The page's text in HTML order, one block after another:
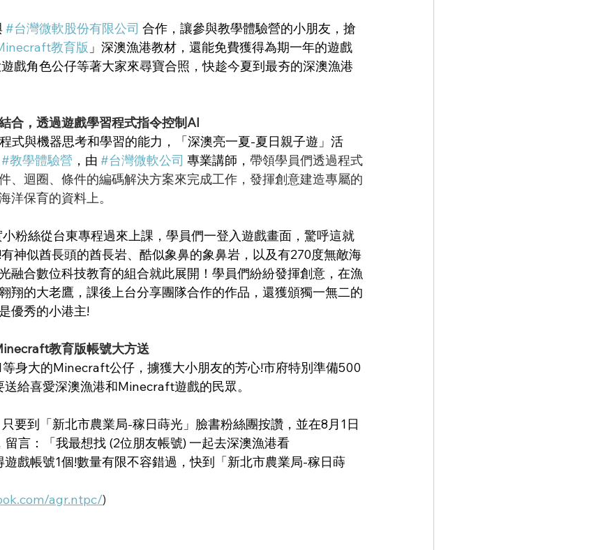
#台灣微軟股份有限公司 合作，讓參與教學體驗營的小朋友，搶
教育版 」深澳漁港教材，還能免費獲得為期一年的遊戲
戲角色公仔等著大家來尋寶合照，快趁今夏到最夯的深澳漁港
合，透過遊戲學習程式指令控制AI
式與機器思考和學習的能力，「深澳亮一夏-夏日親子遊」活
#教學體驗營 ，由 #台灣微軟公司 專業講師， 帶領學員們透過程式
、迴圈、條件的編碼解決方案來完成工作，發揮創意建造專屬的
洋保育的資料上。
神似酋長頭的酋長岩、酷似象鼻的象鼻岩，以及有270度無敵海
融合數位科技教育的組合就此展開！學員們紛紛發揮創意，在漁
翔的大老鷹，課後上台分享團隊合作的作品，還獲頒獨一無二的
優秀的小港主!
教育版帳號大方送
給喜愛深澳漁港和Minecraft遊戲的民眾。
言：「我最想找 (2位朋友帳號) 一起去深澳漁港看
戲帳號1個!數量有限不容錯過，快到「新北市農業局-稼日蒔
agr.ntpc/)